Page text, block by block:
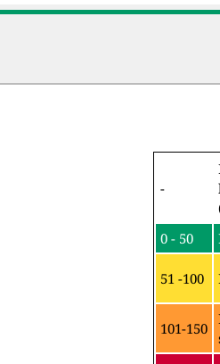
-
0 - 50
51 -100
101-150